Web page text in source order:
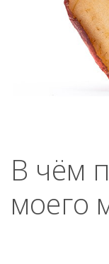
В чём
моего